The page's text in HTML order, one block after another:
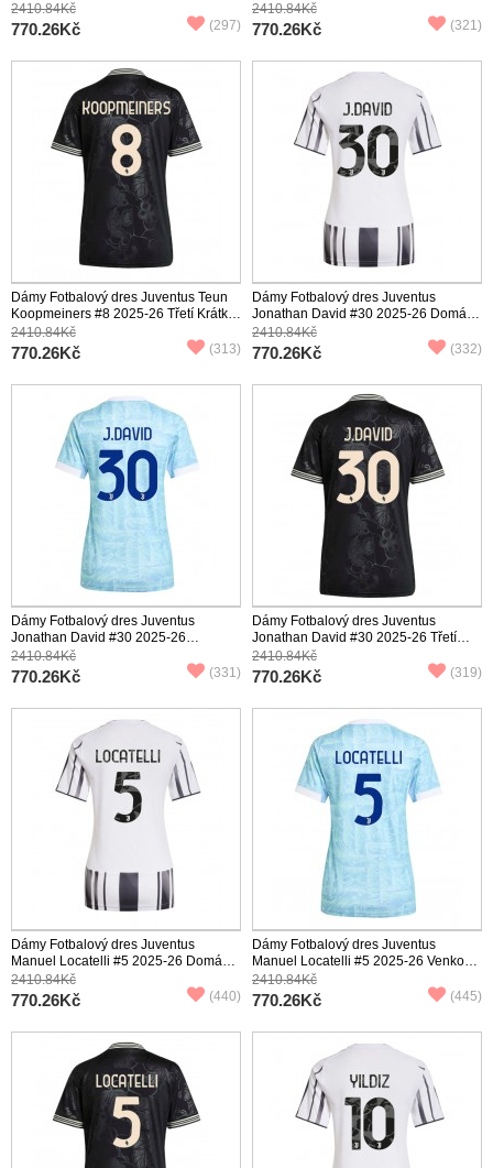
Krátký Rukáv
2410.84Kč
770.26Kč (297)
Krátký Rukáv
2410.84Kč
770.26Kč (321)
Dámy Fotbalový dres Juventus Teun
Koopmeiners #8 2025-26 Třetí Krátký
Rukáv
2410.84Kč
770.26Kč (313)
Dámy Fotbalový dres Juventus
Jonathan David #30 2025-26 Domácí
Krátký Rukáv
2410.84Kč
770.26Kč (332)
Dámy Fotbalový dres Juventus
Jonathan David #30 2025-26
Venkovní Krátký Rukáv
2410.84Kč
770.26Kč (331)
Dámy Fotbalový dres Juventus
Jonathan David #30 2025-26 Třetí
Krátký Rukáv
2410.84Kč
770.26Kč (319)
Dámy Fotbalový dres Juventus
Manuel Locatelli #5 2025-26 Domácí
Krátký Rukáv
2410.84Kč
770.26Kč (440)
Dámy Fotbalový dres Juventus
Manuel Locatelli #5 2025-26 Venkovní
Krátký Rukáv
2410.84Kč
770.26Kč (445)